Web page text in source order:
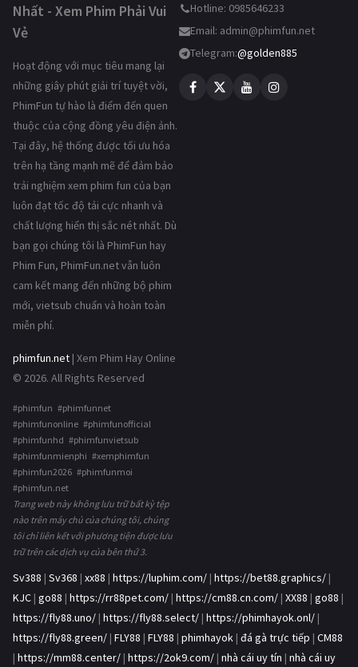
Nhất - Xem Phim Phải Vui
Vẻ
Hoạt động với mục tiêu mang lại
những giây phút giải trí tuyệt vời,
PhimFun tự hào là điểm đến quen
thuộc của cộng đồng yêu điện ảnh.
Tại đây, hệ thống được tối ưu hóa
trên hạ tầng mạnh mẽ để đảm bảo
trải nghiệm xem phim fun của bạn
luôn đạt tốc độ tải cực nhanh và
chất lượng hiển thị sắc nét nhất. Dù
bạn gọi chúng tôi là PhimFun hay
Phim Fun, PhimFun.net vẫn luôn
cam kết mang đến những bộ phim
mới, vietsub chuẩn và hoàn toàn
miễn phí.
phimfun.net | Xem Phim Hay Online
© 2026. All Rights Reserved
#phimfun #phimfunnet
#phimfunonline #phimfunofficial
#phimfunhd #phimfunvietsub
#phimfunmienphi #xemphimfun
#phimfun2026 #phimfunmoi
#phimfun.net
Trang web này không lưu trữ bất kỳ tệp
nào trên máy chủ của chúng tôi, chúng
tôi chỉ liên kết với phương tiện được lưu
trữ trên các dịch vụ của bên thứ 3.
Hotline: 0985646233
Email: admin@phimfun.net
Telegram:@golden885
Sv388 | Sv368 | xx88 | https://luphim.com/ | https://bet88.graphics/ |
KJC | go88 | https://rr88pet.com/ | https://cm88.cn.com/ | XX88 | go88 |
https://fly88.uno/ | https://fly88.select/ | https://phimhayok.onl/ |
https://fly88.green/ | FLY88 | FLY88 | phimhayok | đá gà trực tiếp | CM88
| https://mm88.center/ | https://2ok9.com/ | nhà cái uy tín | nhà cái uy